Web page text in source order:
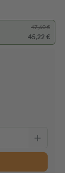
47,60 €
45,22 €